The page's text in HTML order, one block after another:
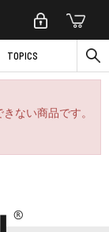
TOPICS
ない商品です。